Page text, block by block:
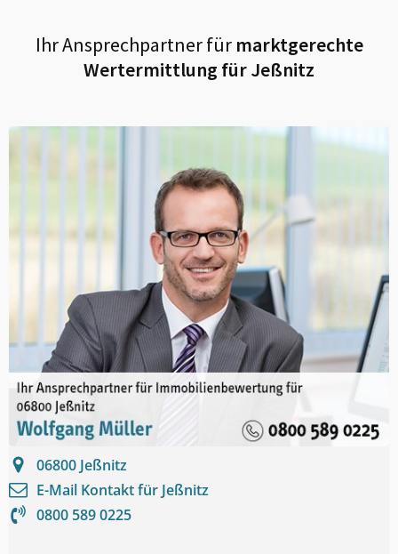
Ihr Ansprechpartner fürmarktgerechte
Wertermittlung fürJeßnitz
06800 Jeßnitz
E-Mail Kontakt für Jeßnitz
0800 589 0225